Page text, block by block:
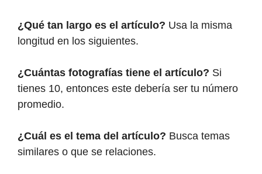
¿Qué tan largo es el artículo? Usa la misma
longitud en los siguientes.
¿Cuántas fotografías tiene el artículo? Si
tienes 10, entonces este debería ser tu número
promedio.
¿Cuál es el tema del artículo? Busca temas
similares o que se relaciones.